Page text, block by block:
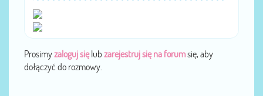
Prosimyzaloguj sięlub zarejestruj się na forumsię, aby
dołączyć do rozmowy.